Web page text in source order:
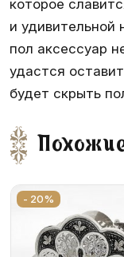
которое
и
пол аксессуар
удастся
будет скрыть
- 20%